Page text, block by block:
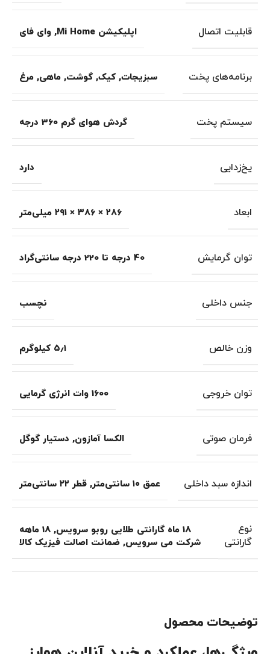
توضیحات محصول
قابلیت اتصال اپلیکیشن Mi Home , وای فای
برنامه‌های پخت سبزیجات,کیک,گوشت, ماهی, مرغ
سیستم پخت گردش هوای گرم 360 درجه
یخ‌زدایی دارد
ابعاد ۲۸۶ × ۳۸۶ × ۲۹۱ میلی‌متر
توان گرمایش 40 درجه تا 220 درجه سانتی‌گراد
جنس داخلی نچسب
وزن خالص ۵٫۱ کیلوگرم
توان خروجی 1600 وات انرژی گرمایی
فرمان صوتی الکسا آمازون, دستیار گوگل
اندازه سبد داخلی عمق ۱۰ سانتی‌متر , قطر ۲۲ سانتی‌متر
نوع
گارانتی
18 ماه گارانتی طلایی روبو سرویس ,
18 ماهه
شرکت می سرویس, ضمانت اصالت فیزیک کالا